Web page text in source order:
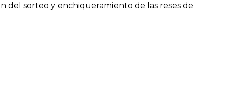
del sorteo y enchiqueramiento de las reses de